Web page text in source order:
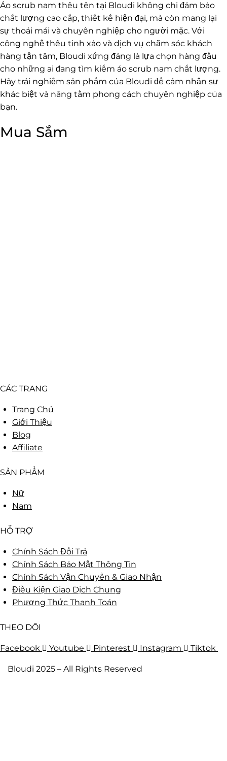
Áo scrub nam thêu tên tại Bloudi không chỉ đảm bảo
chất lượng cao cấp, thiết kế hiện đại, mà còn mang lại
sự thoải mái và chuyên nghiệp cho người mặc. Với
công nghệ thêu tinh xảo và dịch vụ chăm sóc khách
hàng tận tâm, Bloudi xứng đáng là lựa chọn hàng đầu
cho những ai đang tìm kiếm áo scrub nam chất lượng.
Hãy trải nghiệm sản phẩm của Bloudi để cảm nhận sự
khác biệt và nâng tầm phong cách chuyên nghiệp của
bạn.
Mua Sắm
CÁC TRANG
Trang Chủ
Giới Thiệu
Blog
Affiliate
SẢN PHẨM
Nữ
Nam
HỖ TRỢ
Chính Sách Đổi Trả
Chính Sách Bảo Mật Thông Tin
Chính Sách Vận Chuyển & Giao Nhận
Điều Kiện Giao Dịch Chung
Phương Thức Thanh Toán
THEO DÕI
Facebook Youtube Pinterest Instagram Tiktok
Bloudi 2025 – All Rights Reserved